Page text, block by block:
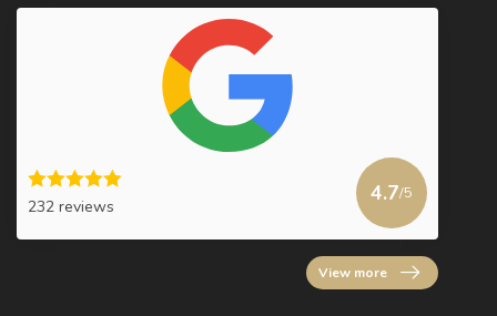
232 reviews
4.7/5
View more